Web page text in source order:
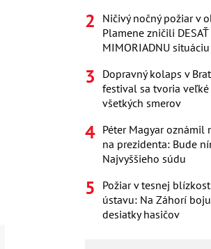
Ničivý nočný požiar v
Plamene zničili
MIMORIADNU situáciu
Dopravný kolaps v
festival sa tvoria
všetkých smerov
Péter Magyar oznámil
na prezidenta: Bude
Najvyššieho súdu
Požiar v tesnej
ústavu: Na Záhorí
desiatky hasičov